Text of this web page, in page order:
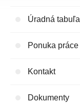
Úradná tabuľa
Ponuka práce
Kontakt
Dokumenty